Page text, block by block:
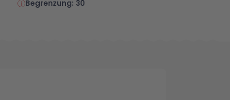
Begrenzung: 30